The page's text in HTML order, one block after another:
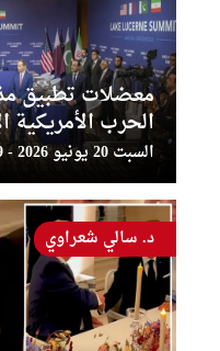
معضلات تطبيق
الحرب الأمريكية
السبت 20 يونيو 2026 - 16:40:19
د. سالي شعراوي